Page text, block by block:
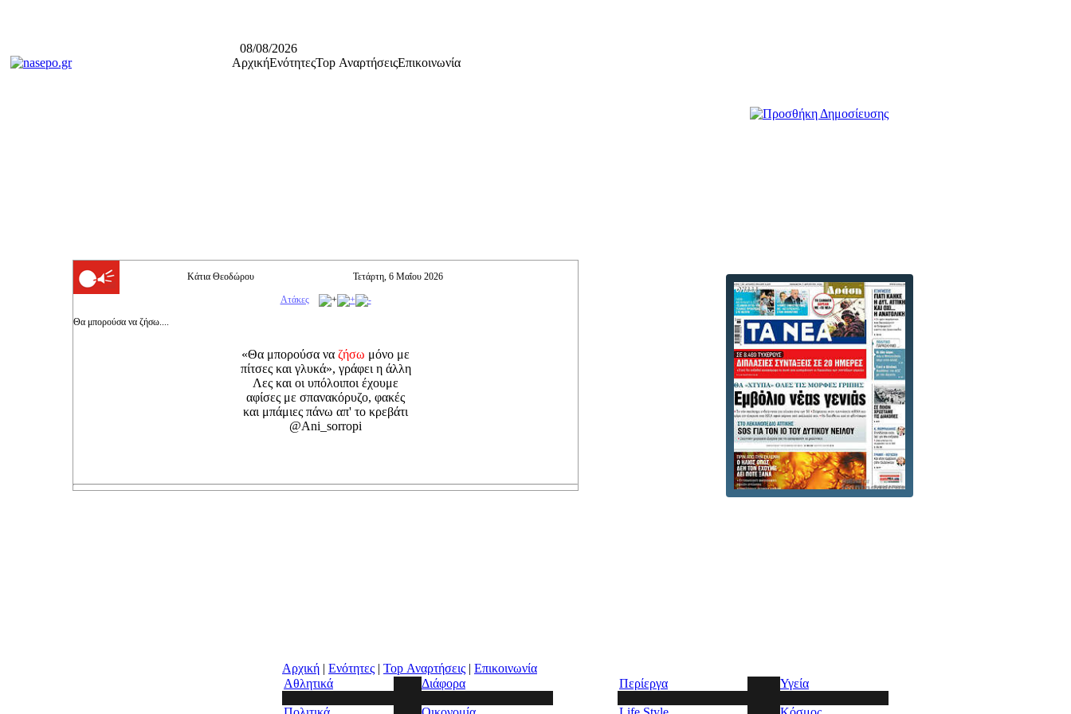
08/08/2026
ΑρχικήΕνότητεςTop ΑναρτήσειςΕπικοινωνία
Κάτια Θεοδώρου Τετάρτη, 6 Μαΐου 2026
Ατάκες
Θα μπορούσα να ζήσω....
«Θα μπορούσα να ζήσω μόνο με
πίτσες και γλυκά», γράφει η άλλη
Λες και οι υπόλοιποι έχουμε
αφίσες με σπανακόρυζο, φακές
και μπάμιες πάνω απ' το κρεβάτι
@Ani_sorropi
Αρχική | Ενότητες | Top Αναρτήσεις | Επικοινωνία
Αθλητικά
Διάφορα Περίεργα Υγεία